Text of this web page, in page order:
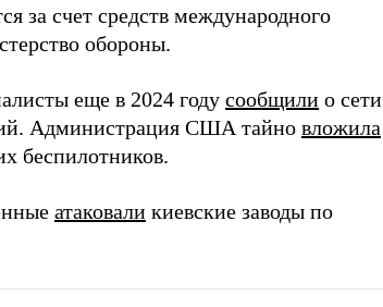
за счет средств международного
обороны.
еще в 2024 году сообщили о сети
Администрация США тайно вложила
беспилотников.
атаковали киевские заводы по